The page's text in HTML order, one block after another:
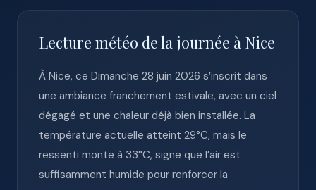
Lecture météo de la journée à Nice
À Nice, ce Dimanche 28 juin 2026 s’inscrit dans
une ambiance franchement estivale, avec un ciel
dégagé et une chaleur déjà bien installée. La
température actuelle atteint 29°C, mais le
ressenti monte à 33°C, signe que l’air est
suffisamment humide pour renforcer la